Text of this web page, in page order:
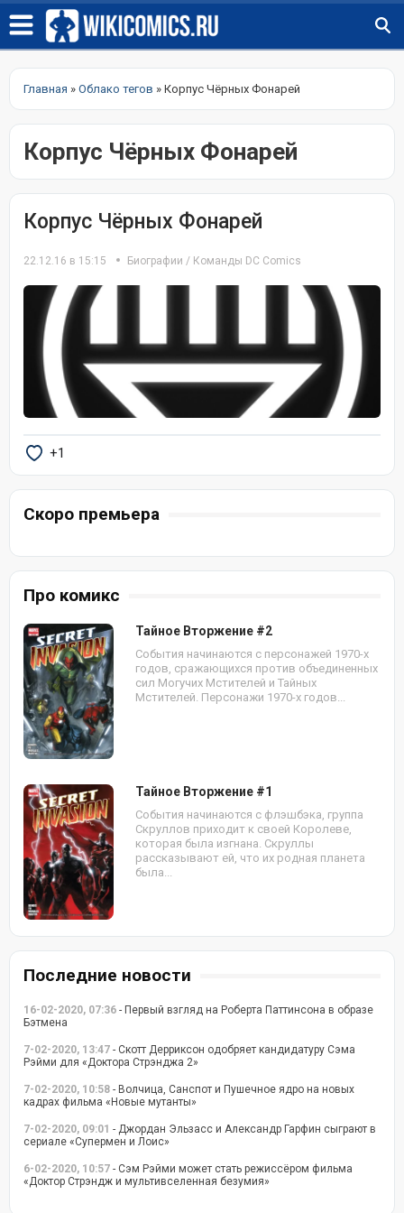
Главная » Облако тегов » Корпус Чёрных Фонарей
Корпус Чёрных Фонарей
Корпус Чёрных Фонарей
22.12.16 в 15:15 Биографии / Команды DC Comics
+1
Скоро премьера
Про комикс
Тайное Вторжение #2
События начинаются с персонажей 1970-х
годов, сражающихся против объединенных
сил Могучих Мстителей и Тайных
Мстителей. Персонажи 1970-х годов...
Тайное Вторжение #1
События начинаются с флэшбэка, группа
Скруллов приходит к своей Королеве,
которая была изгнана. Скруллы
рассказывают ей, что их родная планета
была...
Последние новости
16-02-2020, 07:36 - Первый взгляд на Роберта Паттинсона в образе
Бэтмена
7-02-2020, 13:47 - Скотт Дерриксон одобряет кандидатуру Сэма
Рэйми для «Доктора Стрэнджа 2»
7-02-2020, 10:58 - Волчица, Санспот и Пушечное ядро на новых
кадрах фильма «Новые мутанты»
7-02-2020, 09:01 - Джордан Эльзасс и Александр Гарфин сыграют в
сериале «Супермен и Лоис»
6-02-2020, 10:57 - Сэм Рэйми может стать режиссёром фильма
«Доктор Стрэндж и мультивселенная безумия»